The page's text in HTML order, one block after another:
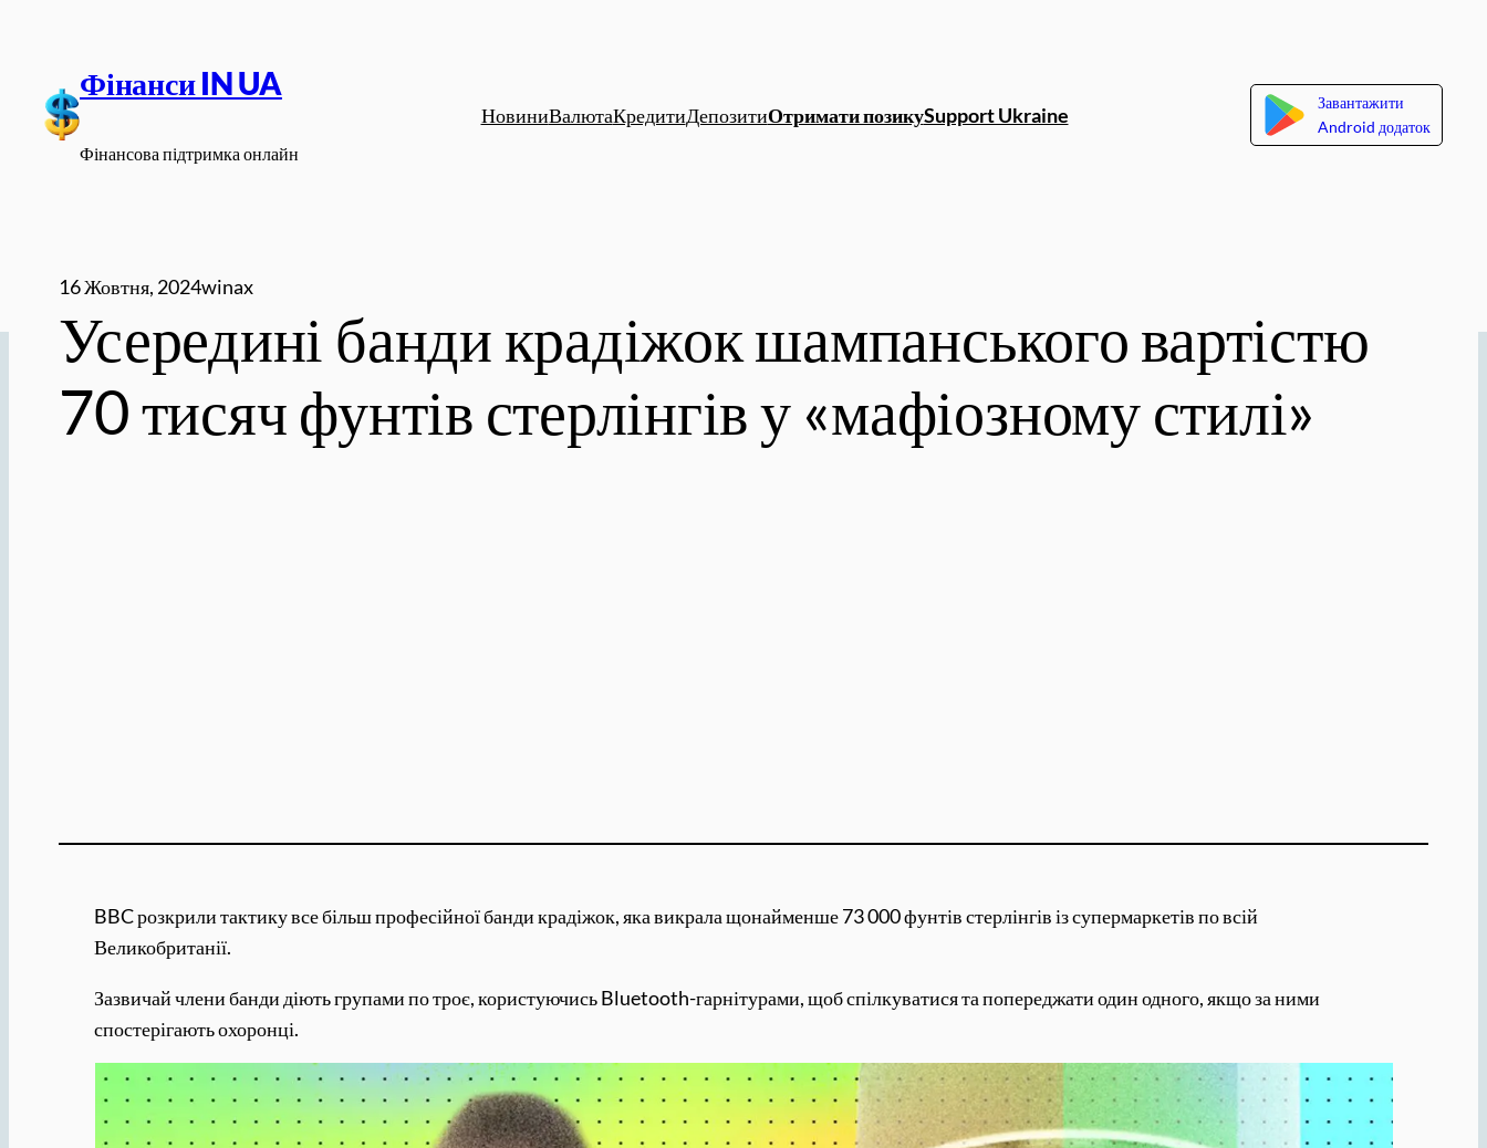
вмісту
Фінанси IN UA
Фінансова підтримка онлайн
НовиниВалютаКредитиДепозитиОтримати позикуSupport Ukraine
Завантажити
Android додаток
16 Жовтня, 2024winax
Усередині банди крадіжок шампанського вартістю
70 тисяч фунтів стерлінгів у «мафіозному стилі»
BBC розкрили тактику все більш професійної банди крадіжок, яка викрала щонайменше 73 000 фунтів стерлінгів із супермаркетів по всій
Великобританії.
Зазвичай члени банди діють групами по троє, користуючись Bluetooth-гарнітурами, щоб спілкуватися та попереджати один одного, якщо за ними
спостерігають охоронці.